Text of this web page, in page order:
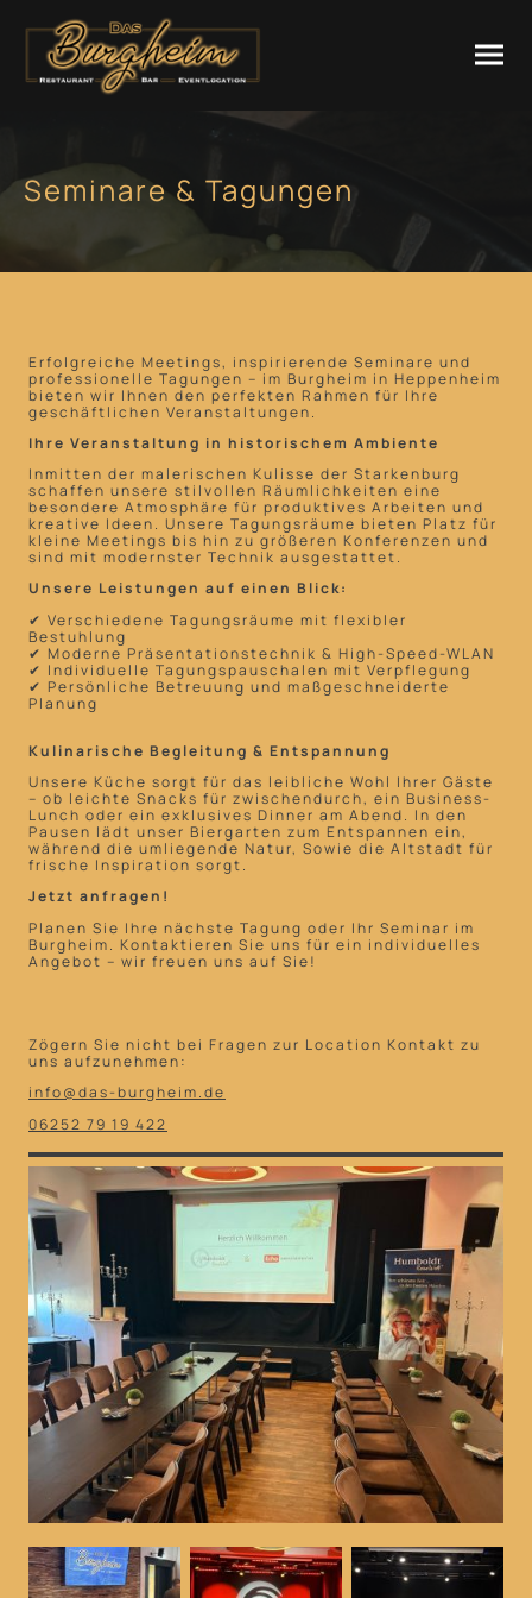
Seminare & Tagungen
Erfolgreiche Meetings, inspirierende Seminare und
professionelle Tagungen – im Burgheim in Heppenheim
bieten wir Ihnen den perfekten Rahmen für Ihre
geschäftlichen Veranstaltungen.
Ihre Veranstaltung in historischem Ambiente
Inmitten der malerischen Kulisse der Starkenburg
schaffen unsere stilvollen Räumlichkeiten eine
besondere Atmosphäre für produktives Arbeiten und
kreative Ideen. Unsere Tagungsräume bieten Platz für
kleine Meetings bis hin zu größeren Konferenzen und
sind mit modernster Technik ausgestattet.
Unsere Leistungen auf einen Blick:
✔ Verschiedene Tagungsräume mit flexibler
Bestuhlung
✔ Moderne Präsentationstechnik & High-Speed-WLAN
✔ Individuelle Tagungspauschalen mit Verpflegung
✔ Persönliche Betreuung und maßgeschneiderte
Planung
Kulinarische Begleitung & Entspannung
Unsere Küche sorgt für das leibliche Wohl Ihrer Gäste
– ob leichte Snacks für zwischendurch, ein Business-
Lunch oder ein exklusives Dinner am Abend. In den
Pausen lädt unser Biergarten zum Entspannen ein,
während die umliegende Natur, Sowie die Altstadt für
frische Inspiration sorgt.
Jetzt anfragen!
Planen Sie Ihre nächste Tagung oder Ihr Seminar im
Burgheim. Kontaktieren Sie uns für ein individuelles
Angebot – wir freuen uns auf Sie!
Zögern Sie nicht bei Fragen zur Location Kontakt zu
uns aufzunehmen:
info@das-burgheim.de
06252 79 19 422